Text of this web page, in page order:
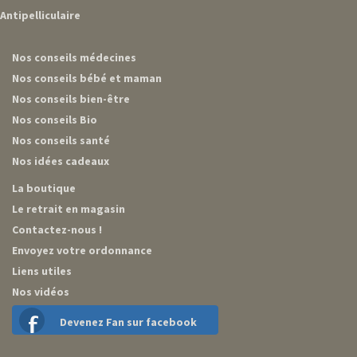
Antipelliculaire
Nos conseils médecines
Nos conseils bébé et maman
Nos conseils bien-être
Nos conseils Bio
Nos conseils santé
Nos idées cadeaux
La boutique
Le retrait en magasin
Contactez-nous !
Envoyez votre ordonnance
Liens utiles
Nos vidéos
Devenez Fan sur facebook